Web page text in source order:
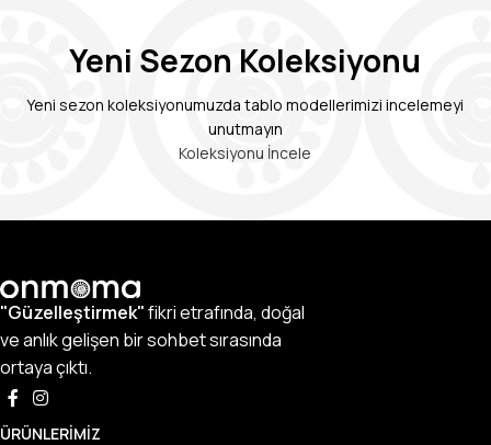
Yeni Sezon Koleksiyonu
Yeni sezon koleksiyonumuzda tablo modellerimizi incelemeyi
unutmayın
Koleksiyonu İncele
"Güzelleştirmek"fikri etrafında, doğal
ve anlık gelişen bir sohbet sırasında
ortaya çıktı.
ÜRÜNLERIMIZ